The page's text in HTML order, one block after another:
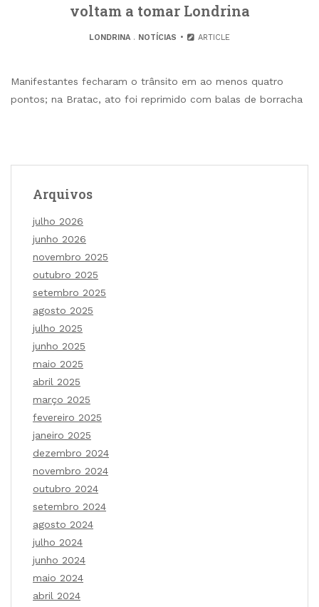
voltam a tomar Londrina
LONDRINA. NOTÍCIAS ARTICLE
Manifestantes fecharam o trânsito em ao menos quatro
pontos; na Bratac, ato foi reprimido com balas de borracha
Arquivos
julho 2026
junho 2026
novembro 2025
outubro 2025
setembro 2025
agosto 2025
julho 2025
junho 2025
maio 2025
abril 2025
março 2025
fevereiro 2025
janeiro 2025
dezembro 2024
novembro 2024
outubro 2024
setembro 2024
agosto 2024
julho 2024
junho 2024
maio 2024
abril 2024